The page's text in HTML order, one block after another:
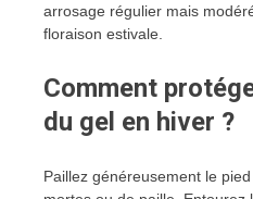
arrosage régulier mais
floraison estivale.
Comment
du gel en hiver ?
Paillez généreusement le